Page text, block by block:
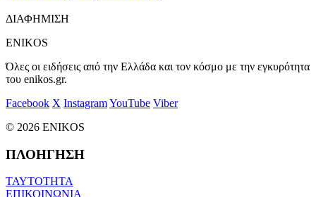
ΔΙΑΦΗΜΙΣΗ
ENIKOS
Όλες οι ειδήσεις από την Ελλάδα και τον κόσμο με την εγκυρότητα
του enikos.gr.
Facebook X InstagramYouTube Viber
© 2026 ENIKOS
ΠΛΟΗΓΗΣΗ
ΤΑΥΤΟΤΗΤΑ
ΕΠΙΚΟΙΝΩΝΙΑ